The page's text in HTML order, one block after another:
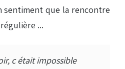
sentiment que la rencontre
...
c était impossible